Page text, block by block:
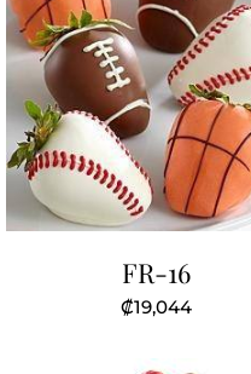
FR-16
₡19,044